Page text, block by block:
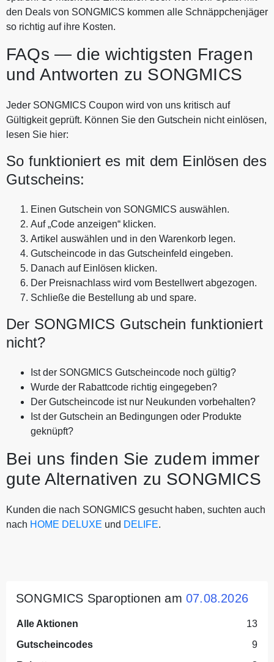
den Deals von SONGMICS kommen alle Schnäppchenjäger
so richtig auf ihre Kosten.
FAQs — die wichtigsten Fragen
und Antworten zu SONGMICS
Jeder SONGMICS Coupon wird von uns kritisch auf
Gültigkeit geprüft. Können Sie den Gutschein nicht einlösen,
lesen Sie hier:
So funktioniert es mit dem Einlösen des
Gutscheins:
Einen Gutschein von SONGMICS auswählen.
Auf „Code anzeigen“ klicken.
Artikel auswählen und in den Warenkorb legen.
Gutscheincode in das Gutscheinfeld eingeben.
Danach auf Einlösen klicken.
Der Preisnachlass wird vom Bestellwert abgezogen.
Schließe die Bestellung ab und spare.
Der SONGMICS Gutschein funktioniert
nicht?
Ist der SONGMICS Gutscheincode noch gültig?
Wurde der Rabattcode richtig eingegeben?
Der Gutscheincode ist nur Neukunden vorbehalten?
Ist der Gutschein an Bedingungen oder Produkte
geknüpft?
Bei uns finden Sie zudem immer
gute Alternativen zu SONGMICS
Kunden die nach SONGMICS gesucht haben, suchten auch
nach HOME DELUXE und DELIFE.
SONGMICS Sparoptionen am 07.08.2026
Alle Aktionen
13
Gutscheincodes
9